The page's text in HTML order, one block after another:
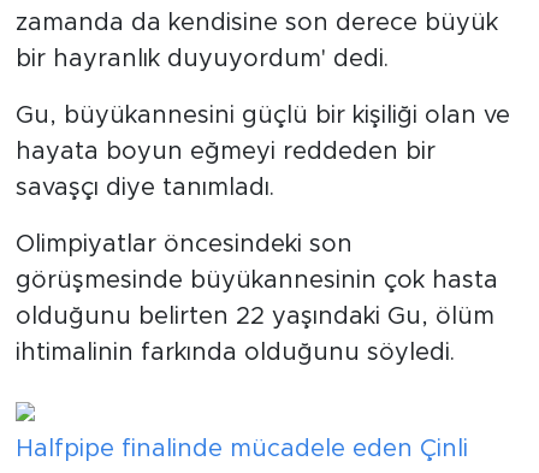
zamanda da kendisine son derece büyük
bir hayranlık duyuyordum' dedi.
Gu, büyükannesini güçlü bir kişiliği olan ve
hayata boyun eğmeyi reddeden bir
savaşçı diye tanımladı.
Olimpiyatlar öncesindeki son
görüşmesinde büyükannesinin çok hasta
olduğunu belirten 22 yaşındaki Gu, ölüm
ihtimalinin farkında olduğunu söyledi.
Halfpipe finalinde mücadele eden Çinli